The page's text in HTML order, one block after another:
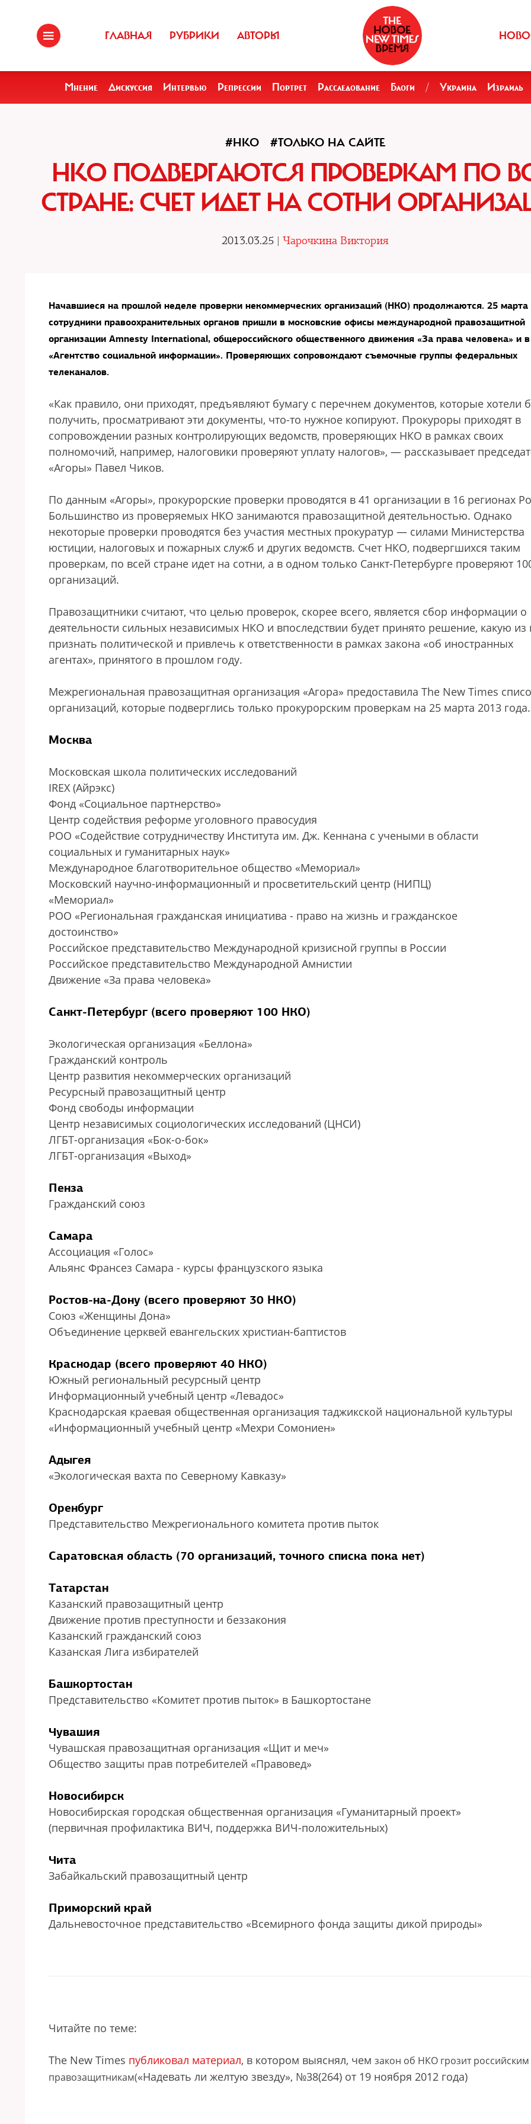
ГЛАВНАЯ РУБРИКИ АВТОРЫ
Мнение Дискуссия Интервью Репрессии Портрет Расследование Блоги / Украина Израиль
#НКО #ТОЛЬКО НА САЙТЕ
НКО ПОДВЕРГАЮТСЯ ПРОВЕРКАМ ПО
СТРАНЕ: СЧЕТ ИДЕТ НА СОТНИ
2013.03.25 | Чарочкина Виктория
Начавшиеся на прошлой неделе проверки некоммерческих организаций (НКО) продолжаются. 25 марта
сотрудники правоохранительных органов пришли в московские офисы международной правозащитной
организации Amnesty International, общероссийского общественного движения «За права человека» и в
«Агентство социальной информации». Проверяющих сопровождают съемочные группы федеральных
телеканалов.
«Как правило, они приходят, предъявляют бумагу с перечнем документов, которые хотели
получить, просматривают эти документы, что-то нужное копируют. Прокуроры приходят в
сопровождении разных контролирующих ведомств, проверяющих НКО в рамках своих
полномочий, например, налоговики проверяют уплату налогов», — рассказывает
«Агоры» Павел Чиков.
По данным «Агоры», прокурорские проверки проводятся в 41 организации в 16 регионах
Большинство из проверяемых НКО занимаются правозащитной деятельностью. Однако
некоторые проверки проводятся без участия местных прокуратур — силами Министерства
юстиции, налоговых и пожарных служб и других ведомств. Счет НКО, подвергшихся таким
проверкам, по всей стране идет на сотни, а в одном только Санкт-Петербурге проверяют
организаций.
Правозащитники считают, что целью проверок, скорее всего, является сбор информации о
деятельности сильных независимых НКО и впоследствии будет принято решение, какую из
признать политической и привлечь к ответственности в рамках закона «об иностранных
агентах», принятого в прошлом году.
Межрегиональная правозащитная организация «Агора» предоставила The New Times
организаций, которые подверглись только прокурорским проверкам на 25 марта 2013 года.
Москва
Московская школа политических исследований
IREX (Айрэкс)
Фонд «Социальное партнерство»
Центр содействия реформе уголовного правосудия
РОО «Содействие сотрудничеству Института им. Дж. Кеннана с учеными в области
социальных и гуманитарных наук»
Международное благотворительное общество «Мемориал»
Московский научно-информационный и просветительский центр (НИПЦ)
«Мемориал»
РОО «Региональная гражданская инициатива - право на жизнь и гражданское
достоинство»
Российское представительство Международной кризисной группы в России
Российское представительство Международной Амнистии
Движение «За права человека»
Санкт-Петербург (всего проверяют 100 НКО)
Экологическая организация «Беллона»
Гражданский контроль
Центр развития некоммерческих организаций
Ресурсный правозащитный центр
Фонд свободы информации
Центр независимых социологических исследований (ЦНСИ)
ЛГБТ-организация «Бок-о-бок»
ЛГБТ-организация «Выход»
Пенза
Гражданский союз
Самара
Ассоциация «Голос»
Альянс Франсез Самара - курсы французского языка
Ростов-на-Дону (всего проверяют 30 НКО)
Союз «Женщины Дона»
Объединение церквей евангельских христиан-баптистов
Краснодар (всего проверяют 40 НКО)
Южный региональный ресурсный центр
Информационный учебный центр «Левадос»
Краснодарская краевая общественная организация таджикской национальной культуры
«Информационный учебный центр «Мехри Сомониен»
Адыгея
«Экологическая вахта по Северному Кавказу»
Оренбург
Представительство Межрегионального комитета против пыток
Саратовская область (70 организаций, точного списка пока нет)
Татарстан
Казанский правозащитный центр
Движение против преступности и беззакония
Казанский гражданский союз
Казанская Лига избирателей
Башкортостан
Представительство «Комитет против пыток» в Башкортостане
Чувашия
Чувашская правозащитная организация «Щит и меч»
Общество защиты прав потребителей «Правовед»
Новосибирск
Новосибирская городская общественная организация «Гуманитарный проект»
(первичная профилактика ВИЧ, поддержка ВИЧ-положительных)
Чита
Забайкальский правозащитный центр
Приморский край
Дальневосточное представительство «Всемирного фонда защиты дикой природы»
Читайте по теме:
The New Times публиковал материал, в котором выяснял, чем закон об НКО грозит российским
правозащитникам(«Надевать ли желтую звезду», №38(264) от 19 ноября 2012 года)